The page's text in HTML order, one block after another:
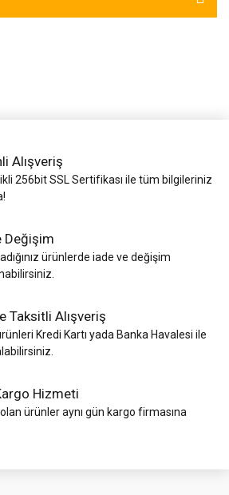
Alışveriş
256bit SSL Sertifikası ile tüm bilgileriniz
Değişim
ürünlerde iade ve değişim
Taksitli Alışveriş
Kredi Kartı yada Banka Havalesi ile
Hizmeti
ürünler aynı gün kargo firmasına